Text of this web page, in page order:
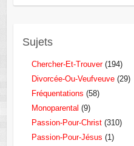
Sujets
Chercher-Et-Trouver(194)
Divorcée-Ou-Veufveuve(29)
Fréquentations (58)
Monoparental (9)
Passion-Pour-Christ(310)
Passion-Pour-Jésus (1)